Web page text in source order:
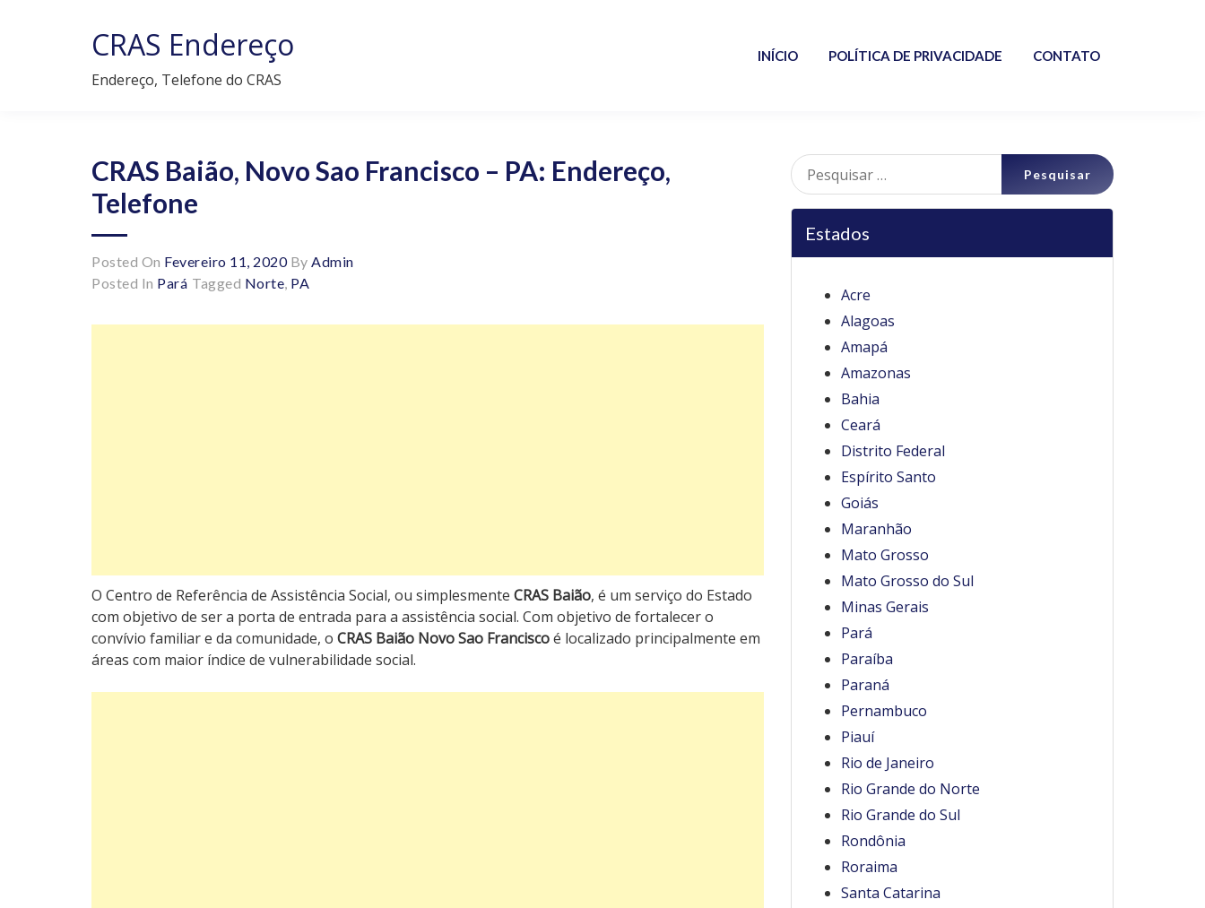
CRAS Endereço
Endereço, Telefone do CRAS
INÍCIO POLÍTICA DE PRIVACIDADE CONTATO
CRAS Baião, Novo Sao Francisco – PA: Endereço,
Telefone
Posted On Fevereiro 11, 2020By Admin
Posted In Pará Tagged Norte, PA
O Centro de Referência de Assistência Social, ou simplesmente CRAS Baião, é um serviço do Estado
com objetivo de ser a porta de entrada para a assistência social. Com objetivo de fortalecer o
convívio familiar e da comunidade, o CRAS Baião Novo Sao Franciscoé localizado principalmente em
áreas com maior índice de vulnerabilidade social.
Pesquisar
por:
Estados
Acre
Alagoas
Amapá
Amazonas
Bahia
Ceará
Distrito Federal
Espírito Santo
Goiás
Maranhão
Mato Grosso
Mato Grosso do Sul
Minas Gerais
Pará
Paraíba
Paraná
Pernambuco
Piauí
Rio de Janeiro
Rio Grande do Norte
Rio Grande do Sul
Rondônia
Roraima
Santa Catarina